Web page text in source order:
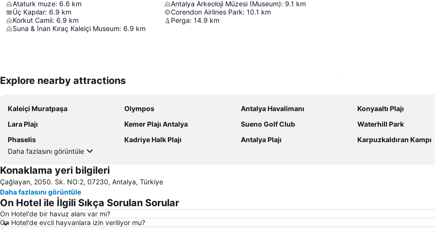
Ataturk muze: 6.6 km
Üç Kapılar: 6.9 km
Korkut Camii: 6.9 km
Suna & İnan Kıraç Kaleiçi Museum: 6.9 km
Antalya Arkeoloji Müzesi (Museum): 9.1 km
Corendon Airlines Park: 10.1 km
Perga: 14.9 km
Explore nearby attractions
Kaleiçi Muratpaşa Olympos Antalya Havalimanı
Konyaaltı Plajı
Lara Plajı
Kemer Plajı Antalya Sueno Golf Club
Waterhill Park
Phaselis
Kadriye Halk Plajı Antalya Plajı
Karpuzkaldıran Kampı
Daha fazlasını görüntüle
Konaklama yeri bilgileri
Çağlayan, 2050. Sk. NO:2, 07230, Antalya, Türkiye
Daha fazlasını görüntüle
On Hotel ile İlgili Sıkça Sorulan Sorular
On Hotel'de bir havuz alanı var mı?
On Hotel'de evcil hayvanlara izin veriliyor mu?